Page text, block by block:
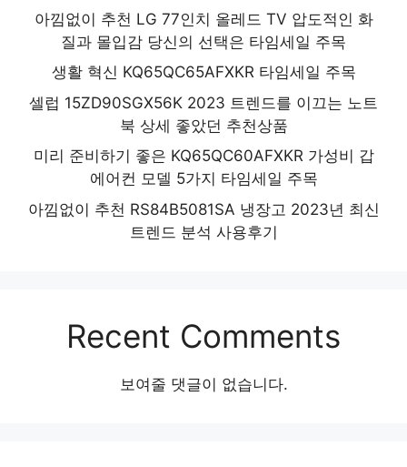
아낌없이 추천 LG 77인치 올레드 TV 압도적인 화
질과 몰입감 당신의 선택은 타임세일 주목
생활 혁신 KQ65QC65AFXKR 타임세일 주목
셀럽 15ZD90SGX56K 2023 트렌드를 이끄는 노트
북 상세 좋았던 추천상품
미리 준비하기 좋은 KQ65QC60AFXKR 가성비 갑
에어컨 모델 5가지 타임세일 주목
아낌없이 추천 RS84B5081SA 냉장고 2023년 최신
트렌드 분석 사용후기
Recent Comments
보여줄 댓글이 없습니다.